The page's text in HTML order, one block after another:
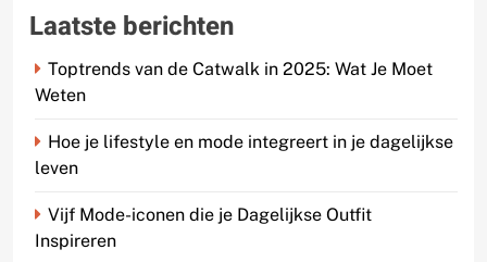
Laatste berichten
Toptrends van de Catwalk in 2025: Wat Je Moet
Weten
Hoe je lifestyle en mode integreert in je dagelijkse
leven
Vijf Mode-iconen die je Dagelijkse Outfit
Inspireren